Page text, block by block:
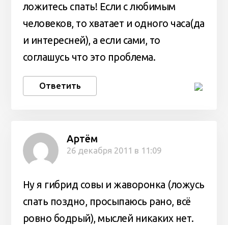
ложитесь спать! Если с любимым
человеков, то хватает и одного часа(да
и интересней), а если сами, то
соглашусь что это проблема.
Ответить
Артём
26 декабря 2011 в 11:09
Ну я гибрид совы и жаворонка (ложусь
спать поздно, просыпаюсь рано, всё
ровно бодрый), мыслей никаких нет.